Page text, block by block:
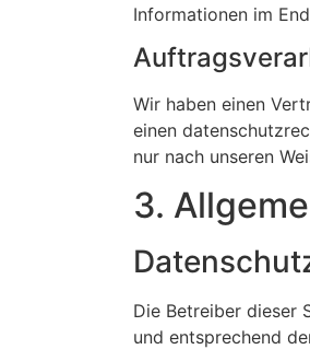
Informationen im
Wir haben einen
einen
nur nach unseren
3.
Die Betreiber dieser
und entsprechend